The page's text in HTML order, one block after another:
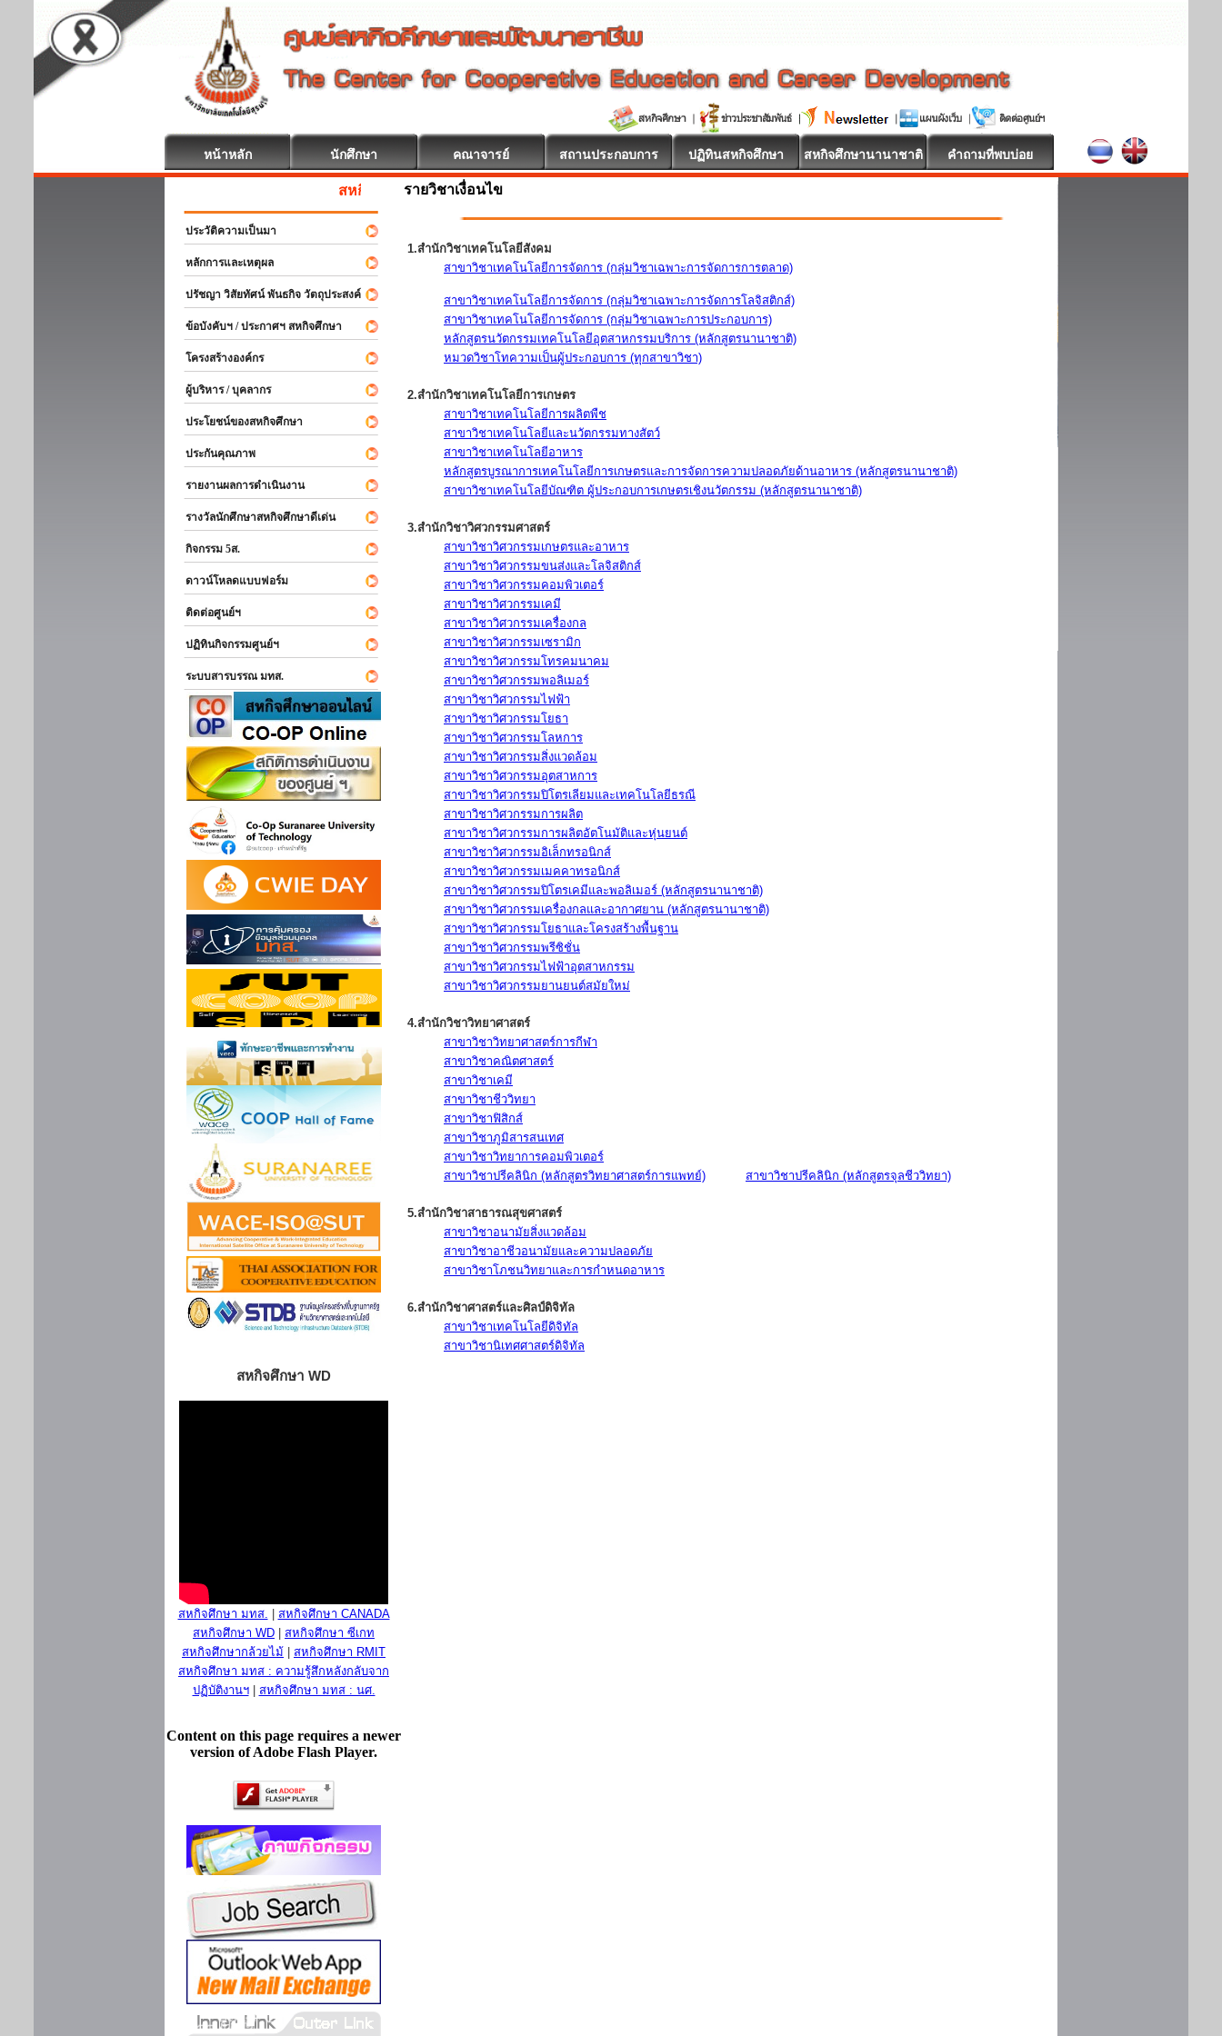
หน้าหลัก นักศึกษา คณาจารย์ สถานประกอบการ ปฏิทินสหกิจศึกษา สหกิจศึกษานานาชาติ คำถามที่พบบ่อย
สหกิจศึกษา ยินดีต้อนรับ
ประวัติความเป็นมา
หลักการและเหตุผล
ปรัชญา วิสัยทัศน์ พันธกิจ วัตถุประสงค์
ข้อบังคับฯ / ประกาศฯ สหกิจศึกษา
โครงสร้างองค์กร
ผู้บริหาร / บุคลากร
ประโยชน์ของสหกิจศึกษา
ประกันคุณภาพ
รายงานผลการดำเนินงาน
รางวัลนักศึกษาสหกิจศึกษาดีเด่น
กิจกรรม 5ส.
ดาวน์โหลดแบบฟอร์ม
ติดต่อศูนย์ฯ
ปฏิทินกิจกรรมศูนย์ฯ
ระบบสารบรรณ มทส.
สหกิจศึกษา WD
สหกิจศึกษา มทส.
สหกิจศึกษา CANADA
สหกิจศึกษา WD
สหกิจศึกษา ซีเกท
สหกิจศึกษากล้วยไม้
สหกิจศึกษา RMIT
สหกิจศึกษา มทส : ความรู้สึกหลังกลับจาก
ปฏิบัติงานฯ| สหกิจศึกษา มทส : นศ.
Content on this page requires a newer
version of Adobe Flash Player.
รายวิชาเงื่อนไข
1.สำนักวิชาเทคโนโลยีสังคม
สาขาวิชาเทคโนโลยีการจัดการ (กลุ่มวิชาเฉพาะการจัดการการตลาด)
สาขาวิชาเทคโนโลยีการจัดการ (กลุ่มวิชาเฉพาะการจัดการโลจิสติกส์)
สาขาวิชาเทคโนโลยีการจัดการ (กลุ่มวิชาเฉพาะการประกอบการ)
หลักสูตรนวัตกรรมเทคโนโลยีอุตสาหกรรมบริการ (หลักสูตรนานาชาติ)
หมวดวิชาโทความเป็นผู้ประกอบการ (ทุกสาขาวิชา)
2.สำนักวิชาเทคโนโลยีการเกษตร
สาขาวิชาเทคโนโลยีการผลิตพืช
สาขาวิชาเทคโนโลยีและนวัตกรรมทางสัตว์
สาขาวิชาเทคโนโลยีอาหาร
หลักสูตรบูรณาการเทคโนโลยีการเกษตรและการจัดการความปลอดภัยด้านอาหาร (หลักสูตรนานาชาติ)
สาขาวิชาเทคโนโลยีบัณฑิต ผู้ประกอบการเกษตรเชิงนวัตกรรม (หลักสูตรนานาชาติ)
3.สำนักวิชาวิศวกรรมศาสตร์
สาขาวิชาวิศวกรรมเกษตรและอาหาร
สาขาวิชาวิศวกรรมขนส่งและโลจิสติกส์
สาขาวิชาวิศวกรรมคอมพิวเตอร์
สาขาวิชาวิศวกรรมเคมี
สาขาวิชาวิศวกรรมเครื่องกล
สาขาวิชาวิศวกรรมเซรามิก
สาขาวิชาวิศวกรรมโทรคมนาคม
สาขาวิชาวิศวกรรมพอลิเมอร์
สาขาวิชาวิศวกรรมไฟฟ้า
สาขาวิชาวิศวกรรมโยธา
สาขาวิชาวิศวกรรมโลหการ
สาขาวิชาวิศวกรรมสิ่งแวดล้อม
สาขาวิชาวิศวกรรมอุตสาหการ
สาขาวิชาวิศวกรรมปิโตรเลียมและเทคโนโลยีธรณี
สาขาวิชาวิศวกรรมการผลิต
สาขาวิชาวิศวกรรมการผลิตอัตโนมัติและหุ่นยนต์
สาขาวิชาวิศวกรรมอิเล็กทรอนิกส์
สาขาวิชาวิศวกรรมเมคคาทรอนิกส์
สาขาวิชาวิศวกรรมปิโตรเคมีและพอลิเมอร์ (หลักสูตรนานาชาติ)
สาขาวิชาวิศวกรรมเครื่องกลและอากาศยาน (หลักสูตรนานาชาติ)
สาขาวิชาวิศวกรรมโยธาและโครงสร้างพื้นฐาน
สาขาวิชาวิศวกรรมพรีซิชั่น
สาขาวิชาวิศวกรรมไฟฟ้าอุตสาหกรรม
สาขาวิชาวิศวกรรมยานยนต์สมัยใหม่
4.สำนักวิชาวิทยาศาสตร์
สาขาวิชาวิทยาศาสตร์การกีฬา
สาขาวิชาคณิตศาสตร์
สาขาวิชาเคมี
สาขาวิชาชีววิทยา
สาขาวิชาฟิสิกส์
สาขาวิชาภูมิสารสนเทศ
สาขาวิชาวิทยาการคอมพิวเตอร์
สาขาวิชาปรีคลินิก (หลักสูตรวิทยาศาสตร์การแพทย์)
สาขาวิชาปรีคลินิก (หลักสูตรจุลชีววิทยา)
5.สำนักวิชาสาธารณสุขศาสตร์
สาขาวิชาอนามัยสิ่งแวดล้อม
สาขาวิชาอาชีวอนามัยและความปลอดภัย
สาขาวิชาโภชนวิทยาและการกำหนดอาหาร
6.สำนักวิชาศาสตร์และศิลป์ดิจิทัล
สาขาวิชาเทคโนโลยีดิจิทัล
สาขาวิชานิเทศศาสตร์ดิจิทัล